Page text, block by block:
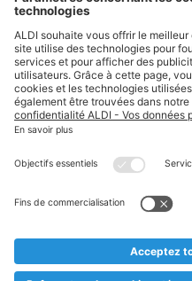
Suivez ALDI
Textes marqués d'un
* Nous vendons ces articles
au cas où, malgré le planning
prématurément en rupture de
** Sur ce site, l’utilisation de